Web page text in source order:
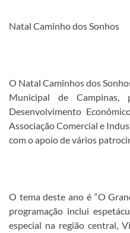
Natal Caminho dos Sonhos
O Natal Caminhos dos
Municipal de
Desenvolvimento
Associação Comercial e
com o apoio de vários
O tema deste ano é “O
programação inclui
especial na região central,